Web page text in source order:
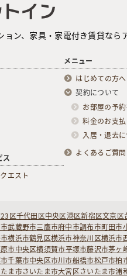
ョン、家具・家電付き賃貸なら
ス
エスト
メニュー
はじめての方へ
契約について
お部屋の予
料金のお支払
入居・退去
よくあるご質問
区千代田区中央区港区新宿区文京区
武蔵野市三鷹市府中市調布市町田市
横浜市鶴見区横浜市神奈川区横浜市
市中央区横須賀市平塚市藤沢市茅ヶ
千葉市中央区市川市船橋市松戸市柏
ま市さいたま市大宮区さいたま市浦